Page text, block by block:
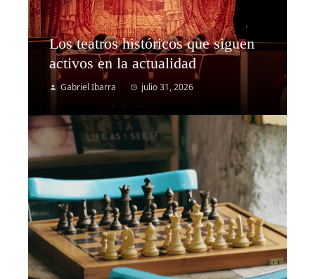
Los teatros históricos que siguen
activos en la actualidad
Gabriel Ibarra julio 31, 2026